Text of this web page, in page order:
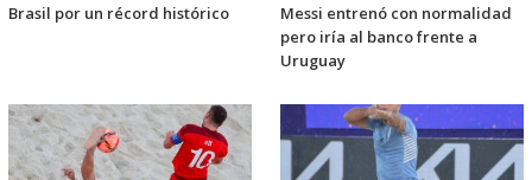
Brasil por un récord histórico
Messi entrenó con normalidad
pero iría al banco frente a
Uruguay